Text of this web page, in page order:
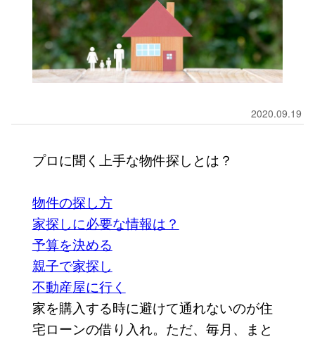
2020.09.19
プロに聞く上手な物件探しとは？
物件の探し方
家探しに必要な情報は？
予算を決める
親子で家探し
不動産屋に行く
家を購入する時に避けて通れないのが住
宅ローンの借り入れ。ただ、毎月、まと